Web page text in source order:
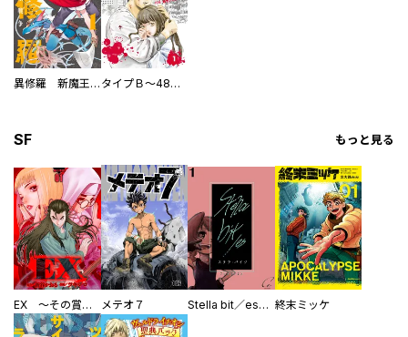
異修羅 新魔王戦争 タイプＢ～48時間後、致死率100％～【単話】
SF もっと見る
EX ～その賞金稼ぎは、世界の出口を探す～【単行本版】 メテオ７ Stella bit／es【単話版】 終末ミッケ